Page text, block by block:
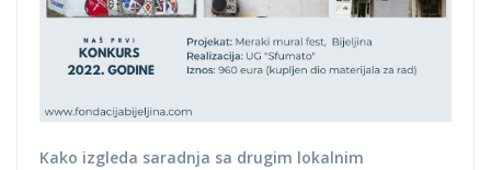
Kako izgleda saradnja sa drugim lokalnim